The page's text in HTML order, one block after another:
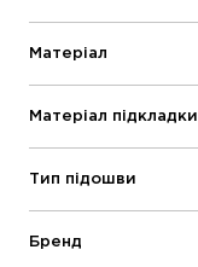
Матеріал
Матеріал підкладки
Тип підошви
Бренд